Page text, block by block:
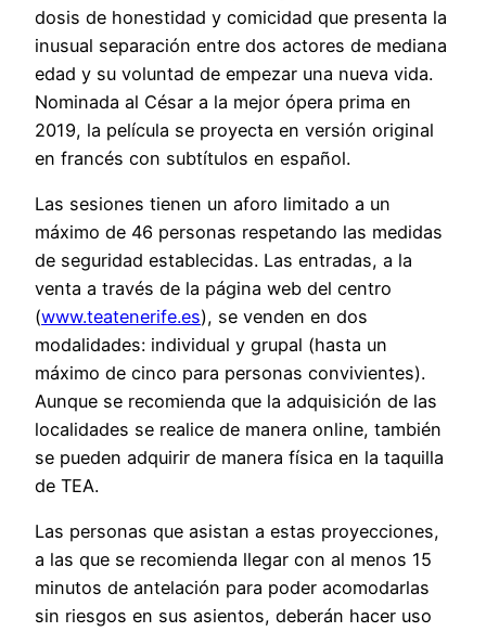
dosis de honestidad y comicidad que presenta la
inusual separación entre dos actores de mediana
edad y su voluntad de empezar una nueva vida.
Nominada al César a la mejor ópera prima en
2019, la película se proyecta en versión original
en francés con subtítulos en español.
Las sesiones tienen un aforo limitado a un
máximo de 46 personas respetando las medidas
de seguridad establecidas. Las entradas, a la
venta a través de la página web del centro
(www.teatenerife.es), se venden en dos
modalidades: individual y grupal (hasta un
máximo de cinco para personas convivientes).
Aunque se recomienda que la adquisición de las
localidades se realice de manera online, también
se pueden adquirir de manera física en la taquilla
de TEA.
Las personas que asistan a estas proyecciones,
a las que se recomienda llegar con al menos 15
minutos de antelación para poder acomodarlas
sin riesgos en sus asientos, deberán hacer uso